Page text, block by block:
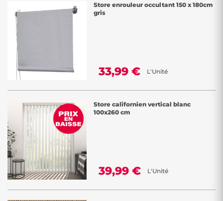
Store enrouleur occultant 150 x 180cm
gris
33,99 € L'Unité
Store californien vertical blanc
100x260 cm
39,99 € L'Unité